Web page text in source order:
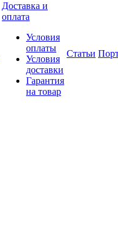
Доставка и
оплата
Условия
оплаты
Условия
доставки
Гарантия
на товар
Статьи